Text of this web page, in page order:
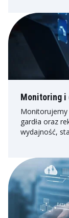
Monitoring i
Monitorujemy
gardła oraz
wydajność,